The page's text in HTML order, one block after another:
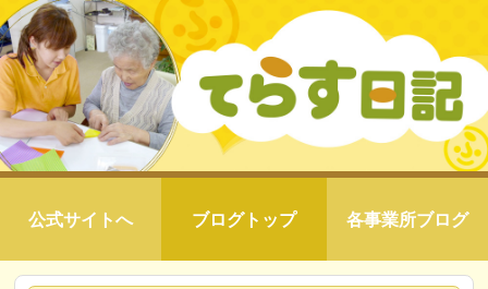
公式サイトへ ブログトップ 各事業所ブログ